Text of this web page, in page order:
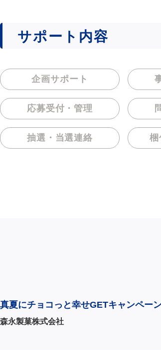
サポート内容
企画サポート
応募受付・管理
抽選・当選連絡 梱
真夏にチョコっと幸せGETキャンペー
森永製菓株式会社